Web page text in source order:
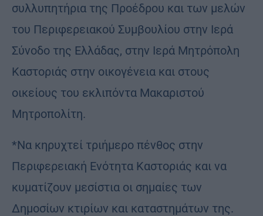
συλλυπητήρια της Προέδρου και των μελών
του Περιφερειακού Συμβουλίου στην Ιερά
Σύνοδο της Ελλάδας, στην Ιερά Μητρόπολη
Καστοριάς στην οικογένεια και στους
οικείους του εκλιπόντα Μακαριστού
Μητροπολίτη.
*Να κηρυχτεί τριήμερο πένθος στην
Περιφερειακή Ενότητα Καστοριάς και να
κυματίζουν μεσίστια οι σημαίες των
Δημοσίων κτιρίων και καταστημάτων της.